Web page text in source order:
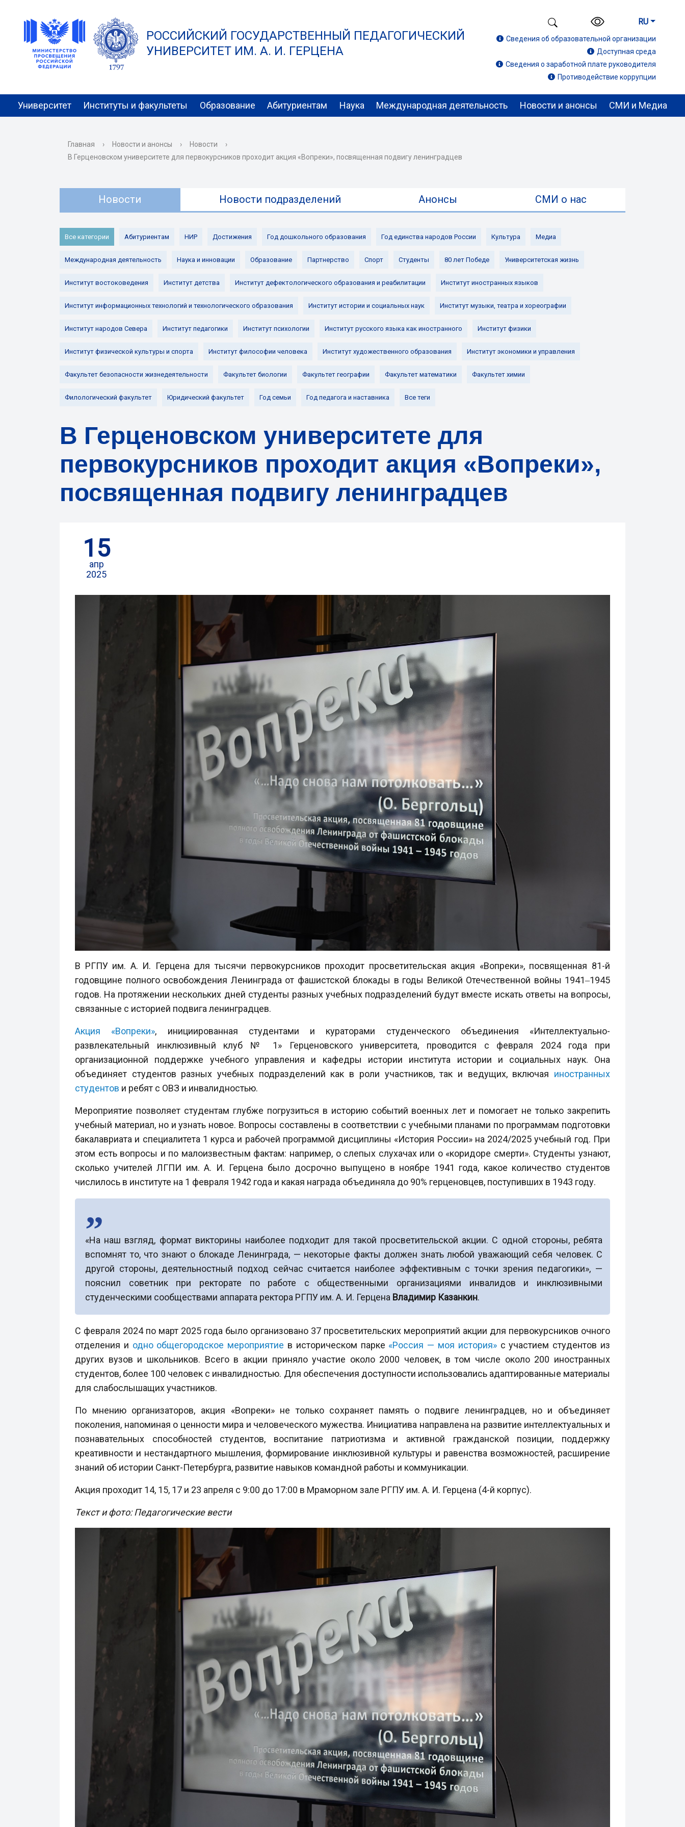
РОССИЙСКИЙ ГОСУДАРСТВЕННЫЙ ПЕДАГОГИЧЕСКИЙ
УНИВЕРСИТЕТ ИМ. А. И. ГЕРЦЕНА
RU
Сведения об образовательной организации
Доступная среда
Сведения о заработной плате руководителя
Противодействие коррупции
Университет Институты и факультеты Образование Абитуриентам Наука Международная деятельность Новости и анонсы СМИ и Медиа
Главная › Новости и анонсы › Новости
›
В Герценовском университете для первокурсников проходит акция «Вопреки», посвященная подвигу ленинградцев
Новости Новости подразделений Анонсы СМИ о нас
Все категории Абитуриентам НИР Достижения Год дошкольного образования Год единства народов России Культура Медиа
Международная деятельность Наука и инновации Образование Партнерство Спорт Студенты 80 лет Победе Университетская жизнь
Институт востоковедения Институт детства Институт дефектологического образования и реабилитации Институт иностранных языков
Институт информационных технологий и технологического образования Институт истории и социальных наук Институт музыки, театра и хореографии
Институт народов Севера Институт педагогики Институт психологии Институт русского языка как иностранного Институт физики
Институт физической культуры и спорта Институт философии человека Институт художественного образования Институт экономики и управления
Факультет безопасности жизнедеятельности Факультет биологии Факультет географии Факультет математики Факультет химии
Филологический факультет Юридический факультет Год семьи Год педагога и наставника Все теги
В Герценовском университете для
первокурсников проходит акция «Вопреки»,
посвященная подвигу ленинградцев
15
апр
2025
В РГПУ им. А. И. Герцена для тысячи первокурсников проходит просветительская акция «Вопреки», посвященная 81-й
годовщине полного освобождения Ленинграда от фашистской блокады в годы Великой Отечественной войны 1941‒1945
годов. На протяжении нескольких дней студенты разных учебных подразделений будут вместе искать ответы на вопросы,
связанные с историей подвига ленинградцев.
Акция «Вопреки», инициированная студентами и кураторами студенческого объединения «Интеллектуально-
развлекательный инклюзивный клуб № 1» Герценовского университета, проводится с февраля 2024 года при
организационной поддержке учебного управления и кафедры истории института истории и социальных наук. Она
объединяет студентов разных учебных подразделений как в роли участников, так и ведущих, включая иностранных
студентов и ребят с ОВЗ и инвалидностью.
Мероприятие позволяет студентам глубже погрузиться в историю событий военных лет и помогает не только закрепить
учебный материал, но и узнать новое. Вопросы составлены в соответствии с учебными планами по программам подготовки
бакалавриата и специалитета 1 курса и рабочей программой дисциплины «История России» на 2024/2025 учебный год. При
этом есть вопросы и по малоизвестным фактам: например, о слепых слухачах или о «коридоре смерти». Студенты узнают,
сколько учителей ЛГПИ им. А. И. Герцена было досрочно выпущено в ноябре 1941 года, какое количество студентов
числилось в институте на 1 февраля 1942 года и какая награда объединяла до 90% герценовцев, поступивших в 1943 году.
«На наш взгляд, формат викторины наиболее подходит для такой просветительской акции. С одной стороны, ребята
вспомнят то, что знают о блокаде Ленинграда, — некоторые факты должен знать любой уважающий себя человек. С
другой стороны, деятельностный подход сейчас считается наиболее эффективным с точки зрения педагогики», —
пояснил советник при ректорате по работе с общественными организациями инвалидов и инклюзивными
студенческими сообществами аппарата ректора РГПУ им. А. И. Герцена Владимир Казанкин.
С февраля 2024 по март 2025 года было организовано 37 просветительских мероприятий акции для первокурсников очного
отделения и одно общегородское мероприятие в историческом парке «Россия — моя история»с участием студентов из
других вузов и школьников. Всего в акции приняло участие около 2000 человек, в том числе около 200 иностранных
студентов, более 100 человек с инвалидностью. Для обеспечения доступности использовались адаптированные материалы
для слабослышащих участников.
По мнению организаторов, акция «Вопреки» не только сохраняет память о подвиге ленинградцев, но и объединяет
поколения, напоминая о ценности мира и человеческого мужества. Инициатива направлена на развитие интеллектуальных и
познавательных способностей студентов, воспитание патриотизма и активной гражданской позиции, поддержку
креативности и нестандартного мышления, формирование инклюзивной культуры и равенства возможностей, расширение
знаний об истории Санкт-Петербурга, развитие навыков командной работы и коммуникации.
Акция проходит 14, 15, 17 и 23 апреля с 9:00 до 17:00 в Мраморном зале РГПУ им. А. И. Герцена (4-й корпус).
Текст и фото: Педагогические вести